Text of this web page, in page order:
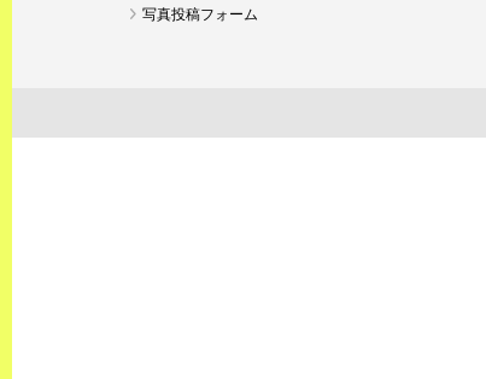
写真投稿フォーム